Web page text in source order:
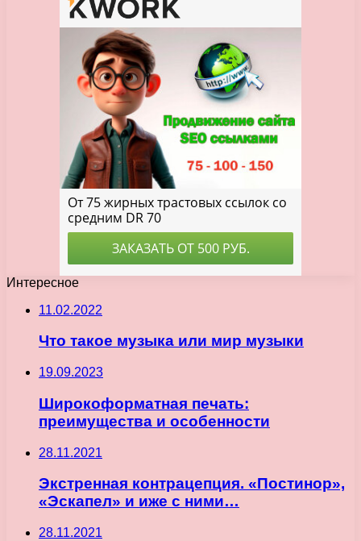
Интересное
11.02.2022
Что такое музыка или мир музыки
19.09.2023
Широкоформатная печать:
преимущества и особенности
28.11.2021
Экстренная контрацепция. «Постинор»,
«Эскапел» и иже с ними…
28.11.2021